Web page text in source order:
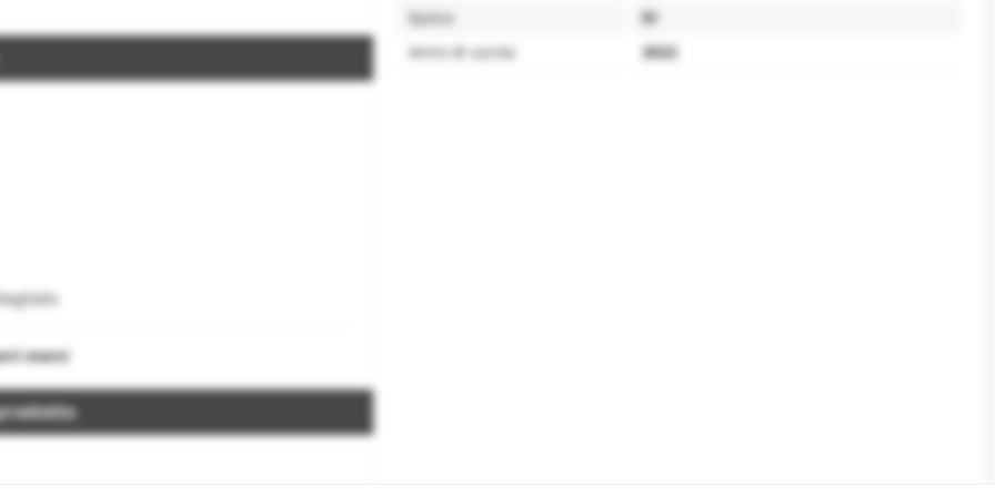
Epoca
IV
Anno di uscita
2022
merci